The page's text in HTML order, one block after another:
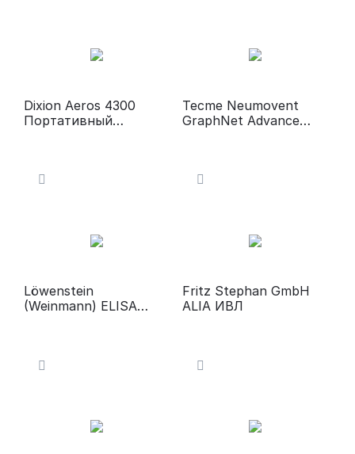
Dixion Aeros 4300
Портативный
Tecme Neumovent
GraphNet Advance
Löwenstein
(Weinmann) ELISA
Fritz Stephan GmbH
ALIA ИВЛ